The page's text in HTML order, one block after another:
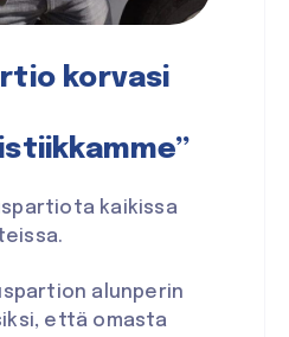
korvasi
kaikissa
alunperin
että omasta